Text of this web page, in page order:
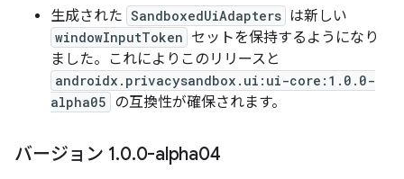
生成された SandboxedUiAdapters は新しい
windowInputToken セットを保持するようになり
ました。これによりこのリリースと
androidx.privacysandbox.ui:ui-core:1.0.0-
alpha05 の互換性が確保されます。
バージョン 1.0.0-alpha04